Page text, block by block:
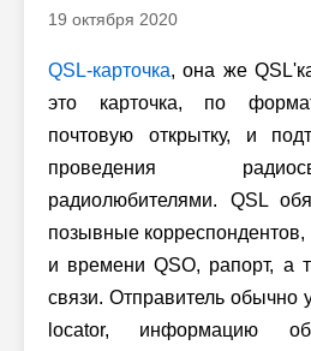
19 октября 2020
QSL-карточка, она же
это карточка, по
почтовую открытку, и
проведения
радиолюбителями. QSL
позывные
и времени QSO, рапорт, а
связи. Отправитель обычно
locator, информацию об